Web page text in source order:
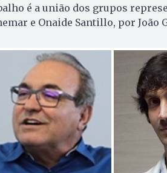
é a união dos grupos
e Onaide Santillo, por João